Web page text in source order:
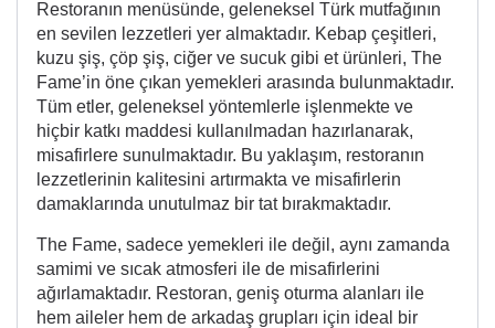
Restoranın menüsünde, geleneksel Türk mutfağının
en sevilen lezzetleri yer almaktadır. Kebap çeşitleri,
kuzu şiş, çöp şiş, ciğer ve sucuk gibi et ürünleri, The
Fame’in öne çıkan yemekleri arasında bulunmaktadır.
Tüm etler, geleneksel yöntemlerle işlenmekte ve
hiçbir katkı maddesi kullanılmadan hazırlanarak,
misafirlere sunulmaktadır. Bu yaklaşım, restoranın
lezzetlerinin kalitesini artırmakta ve misafirlerin
damaklarında unutulmaz bir tat bırakmaktadır.
The Fame, sadece yemekleri ile değil, aynı zamanda
samimi ve sıcak atmosferi ile de misafirlerini
ağırlamaktadır. Restoran, geniş oturma alanları ile
hem aileler hem de arkadaş grupları için ideal bir